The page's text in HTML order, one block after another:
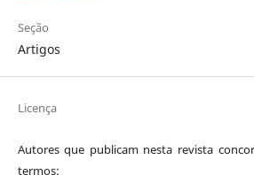
Seção
Artigos
Licença
Autores que publicam nesta revista
termos: